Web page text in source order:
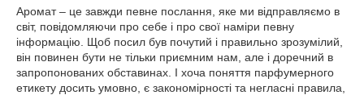
Аромат – це завжди певне послання, яке ми відправляємо в
світ, повідомляючи про себе і про свої наміри певну
інформацію. Щоб посил був почутий і правильно зрозумілий,
він повинен бути не тільки приємним нам, але і доречний в
запропонованих обставинах. І хоча поняття парфумерного
етикету досить умовно, є закономірності та негласні правила,